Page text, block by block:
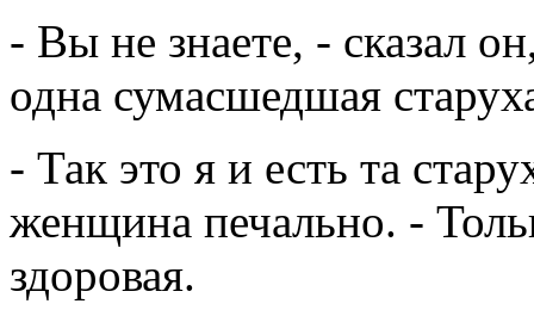
- Вы не знаете, - сказал
одна сумасшедшая
- Так это я и есть та
женщина печально. -
здоровая.